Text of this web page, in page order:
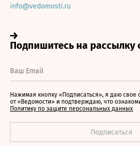
info@vedomosti.ru
Нажимая кнопку «Подписаться», я даю свое
от «Ведомости» и подтверждаю, что
Политику по защите персональных данных